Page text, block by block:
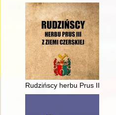
Rudzińscy herbu Prus III z